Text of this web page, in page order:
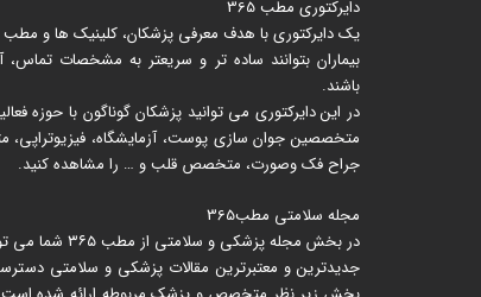
دایرکتوری مطب 365
یک دایرکتوری با هدف معرفی پزشکان، کلینیک ها و
بیماران بتوانند ساده تر و سریعتر به مشخصات
باشند.
در این دایرکتوری می توانید پزشکان گوناگون با حوزه
متخصصین جوان سازی پوست، آزمایشگاه، فیزیوتراپی،
جراح فک وصورت، متخصص قلب و … را مشاهده کنید.
مجله سلامتی مطب365
در بخش مجله
جدیدترین و معتبرترین مقالات پزشکی و سلامتی